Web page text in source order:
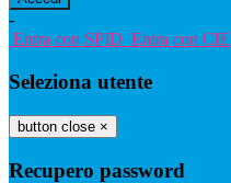
-
Entra con SPID Entra con CIE
Seleziona utente
button close ×
Recupero password